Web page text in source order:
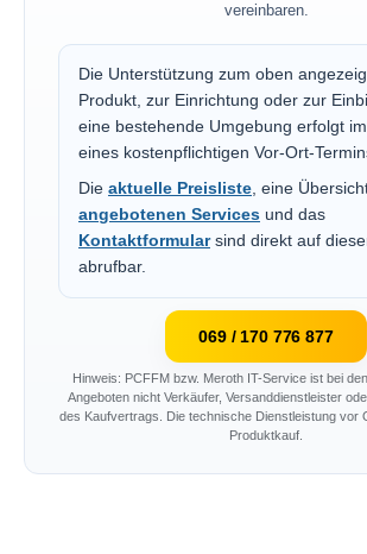
vereinbaren.
Die Unterstützung zum oben
Produkt, zur Einrichtung oder zur
eine bestehende Umgebung erfolgt
eines kostenpflichtigen Vor-Ort-
Die aktuelle Preisliste, eine
angebotenen Services und das
Kontaktformularsind direkt auf
abrufbar.
069 / 170 776 877
Hinweis: PCFFM bzw. Meroth IT-Service ist bei
Angeboten nicht Verkäufer, Versanddienstleister
des Kaufvertrags. Die technische Dienstleistung vor
Produktkauf.